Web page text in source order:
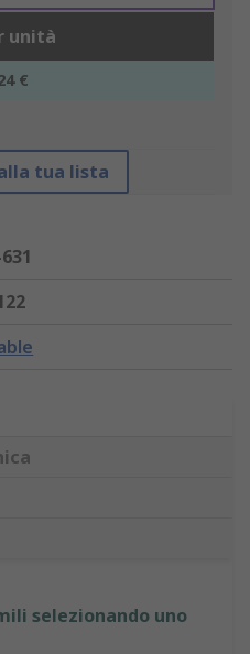
unità
€
tua lista
selezionando uno